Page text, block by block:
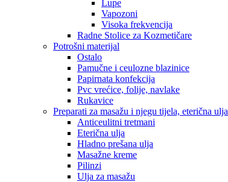
Lupe
Vapozoni
Visoka frekvencija
Radne Stolice za Kozmetičare
Potrošni materijal
Ostalo
Pamučne i ceulozne blazinice
Papirnata konfekcija
Pvc vrećice, folije, navlake
Rukavice
Preparati za masažu i njegu tijela, eterična ulja
Anticeulitni tretmani
Eterična ulja
Hladno prešana ulja
Masažne kreme
Pilinzi
Ulja za masažu